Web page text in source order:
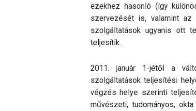
ezekhez hasonló (így
szervezését is, valamint
szolgáltatások ugyanis ott
teljesítik.
2011. január 1-jétől a
szolgáltatások teljesítési
végzés helye szerinti
művészeti, tudományos,